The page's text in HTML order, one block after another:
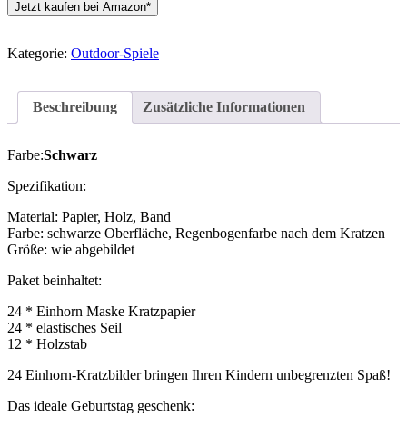
Jetzt kaufen bei Amazon*
Kategorie: Outdoor-Spiele
Beschreibung Zusätzliche Informationen
Farbe:Schwarz
Spezifikation:
Material: Papier, Holz, Band
Farbe: schwarze Oberfläche, Regenbogenfarbe nach dem Kratzen
Größe: wie abgebildet
Paket beinhaltet:
24 * Einhorn Maske Kratzpapier
24 * elastisches Seil
12 * Holzstab
24 Einhorn-Kratzbilder bringen Ihren Kindern unbegrenzten Spaß!
Das ideale Geburtstag geschenk: